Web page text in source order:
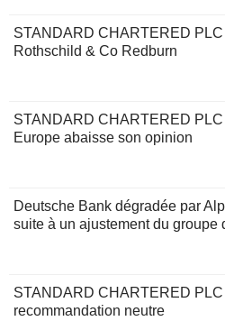
STANDARD CHARTERED
Rothschild & Co Redburn
STANDARD CHARTERED
Europe abaisse son opinion
Deutsche Bank dégradée par
suite à un ajustement du groupe
STANDARD CHARTERED
recommandation neutre